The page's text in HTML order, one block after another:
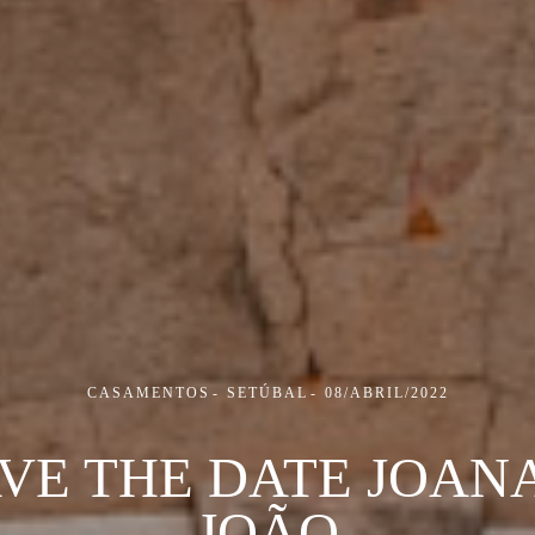
CASAMENTOS SETÚBAL 08/ABRIL/2022
THE DATE